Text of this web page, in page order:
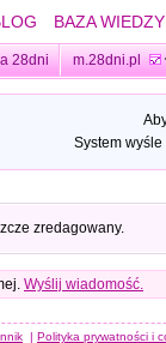
BAZA WIEDZY
28dni m.28dni.pl
System
zredagowany.
Wyślij wiadomość.
| Polityka prywatności i